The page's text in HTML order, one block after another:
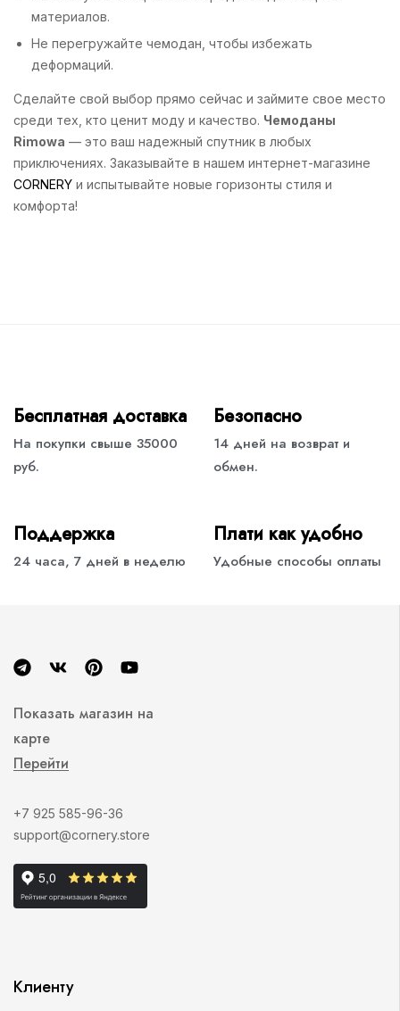
материалов.
Не перегружайте чемодан, чтобы избежать
деформаций.
Сделайте свой выбор прямо сейчас и займите свое место
среди тех, кто ценит моду и качество. Чемоданы
Rimowa — это ваш надежный спутник в любых
приключениях. Заказывайте в нашем интернет-магазине
CORNERY и испытывайте новые горизонты стиля и
комфорта!
Бесплатная доставка
На покупки свыше 35000
руб.
Безопасно
14 дней на возврат и
обмен.
Поддержка
24 часа, 7 дней в неделю
Плати как удобно
Удобные способы оплаты
Показать магазин на
карте
Перейти
+7 925 585-96-36
support@cornery.store
Клиенту